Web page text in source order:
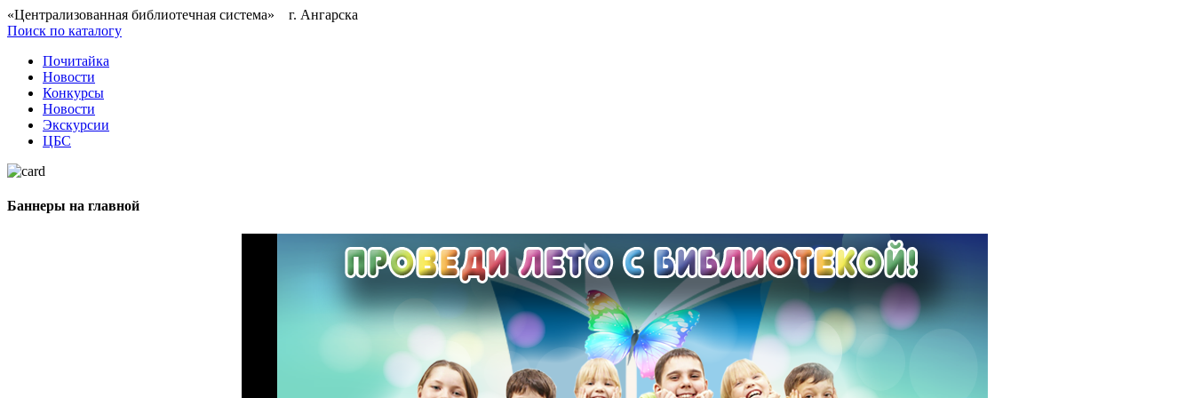
«Централизованная библиотечная система» г. Ангарска
Поиск по каталогу
Почитайка
Новости
Конкурсы
Новости
Экскурсии
ЦБС
Баннеры на главной